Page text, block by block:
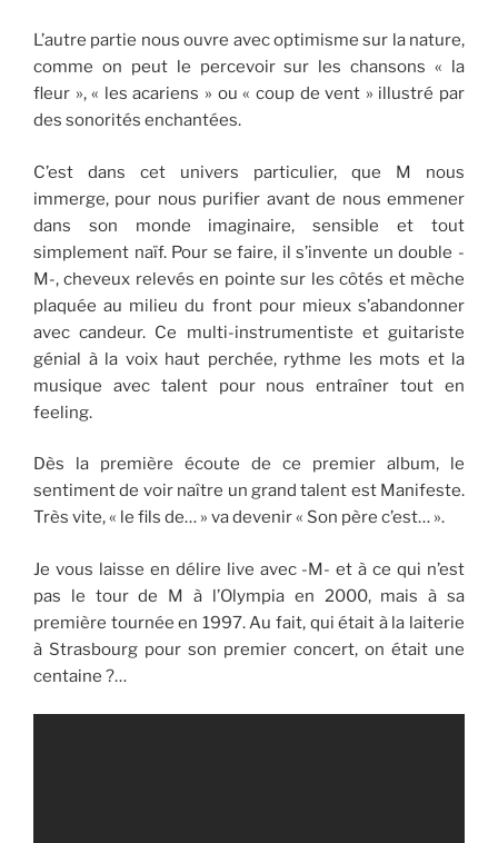
L’autre partie nous ouvre avec optimisme sur la nature,
comme on peut le percevoir sur les chansons « la
fleur », « les acariens » ou « coup de vent » illustré par
des sonorités enchantées.
C’est dans cet univers particulier, que M nous
immerge, pour nous purifier avant de nous emmener
dans son monde imaginaire, sensible et tout
simplement naïf. Pour se faire, il s’invente un double -
M-, cheveux relevés en pointe sur les côtés et mèche
plaquée au milieu du front pour mieux s’abandonner
avec candeur. Ce multi-instrumentiste et guitariste
génial à la voix haut perchée, rythme les mots et la
musique avec talent pour nous entraîner tout en
feeling.
Dès la première écoute de ce premier album, le
sentiment de voir naître un grand talent est Manifeste.
Très vite, « le fils de… » va devenir « Son père c’est… ».
Je vous laisse en délire live avec -M- et à ce qui n’est
pas le tour de M à l’Olympia en 2000, mais à sa
première tournée en 1997. Au fait, qui était à la laiterie
à Strasbourg pour son premier concert, on était une
centaine ?…